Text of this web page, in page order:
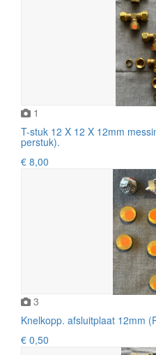
1
T-stuk 12 X 12 X 12mm
perstuk).
€ 8,00
3
Knelkopp. afsluitplaat 12mm
€ 0,50